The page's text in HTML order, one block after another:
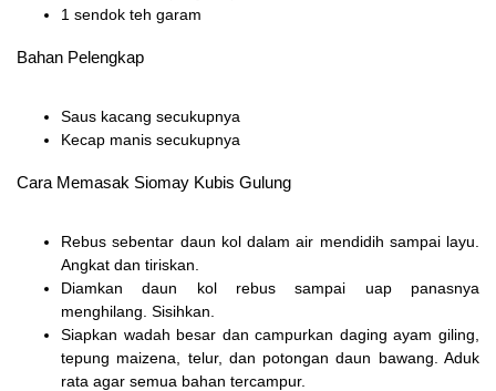
1 sendok teh garam
Bahan Pelengkap
Saus kacang secukupnya
Kecap manis secukupnya
Cara Memasak Siomay Kubis Gulung
Rebus sebentar daun kol dalam air mendidih sampai layu.
Angkat dan tiriskan.
Diamkan daun kol rebus sampai uap panasnya
menghilang. Sisihkan.
Siapkan wadah besar dan campurkan daging ayam giling,
tepung maizena, telur, dan potongan daun bawang. Aduk
rata agar semua bahan tercampur.